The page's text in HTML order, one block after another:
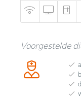
Voorgestelde